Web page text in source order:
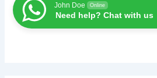
John Doe Online
Need help? Chat with us